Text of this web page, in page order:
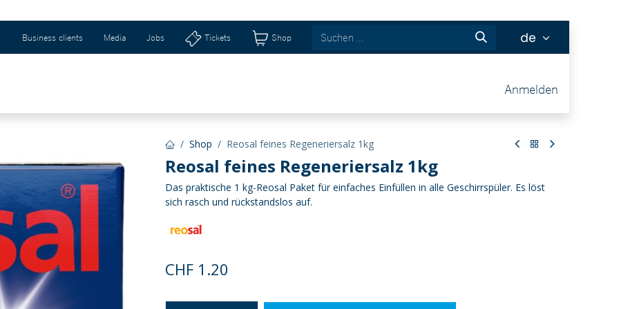
Business clients Media Jobs Tickets Shop de
Anmelden
Shop Reosal feines Regeneriersalz 1kg
Reosal feines Regeneriersalz 1kg
Das praktische 1 kg-Reosal Paket für einfaches Einfüllen in alle Geschirrspüler. Es löst
sich rasch und rückstandslos auf.
CHF 1.20